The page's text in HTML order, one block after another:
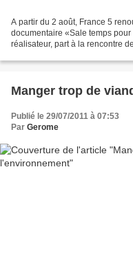
A partir du 2 août, France 5
documentaire «Sale temps
réalisateur, part à la rencontre
Manger trop de
Publié le 29/07/2011 à 07:53
Par Gerome